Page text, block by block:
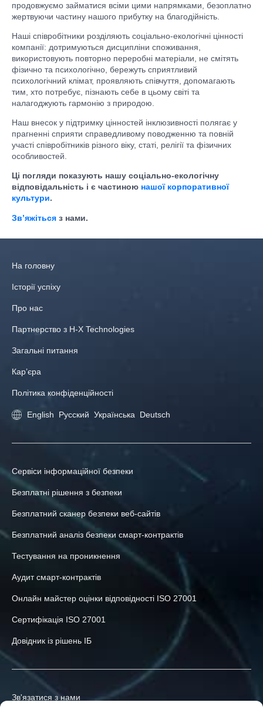
продовжуємо займатися всіми цими напрямками, безоплатно
жертвуючи частину нашого прибутку на благодійність.
Наші співробітники розділяють соціально-екологічні цінності
компанії: дотримуються дисципліни споживання,
використовують повторно переробні матеріали, не смітять
фізично та психологічно, бережуть сприятливий
психологічний клімат, проявляють співчуття, допомагають
тим, хто потребує, пізнають себе в цьому світі та
налагоджують гармонію з природою.
Наш внесок у підтримку цінностей інклюзивності полягає у
прагненні сприяти справедливому поводженню та повній
участі співробітників різного віку, статі, релігії та фізичних
особливостей.
Ці погляди показують нашу соціально-екологічну
відповідальність і є частиною нашої корпоративної
культури.
Зв’яжіться з нами.
На головну
Історії успіху
Про нас
Партнерство з H-X Technologies
Загальні питання
Кар’єра
Політика конфіденційності
English Русский Українська Deutsch
Сервіси інформаційної безпеки
Безплатні рішення з безпеки
Безплатний сканер безпеки веб-сайтів
Безплатний аналіз безпеки смарт-контрактів
Тестування на проникнення
Аудит смарт-контрактів
Онлайн майстер оцінки відповідності ISO 27001
Сертифікація ISO 27001
Довідник із рішень ІБ
Зв'язатися з нами